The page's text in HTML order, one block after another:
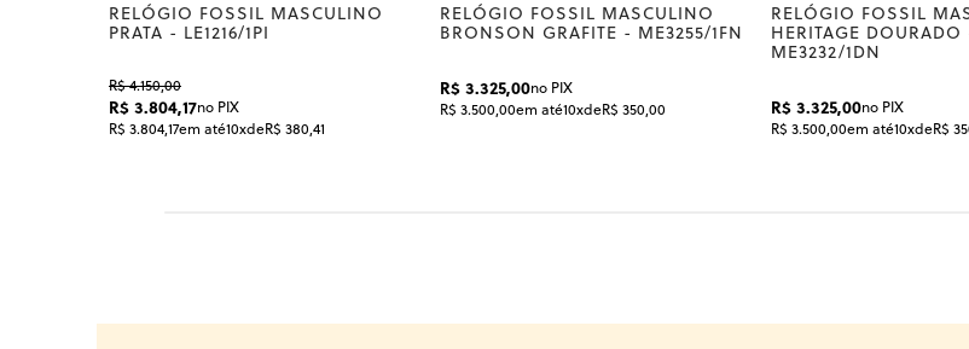
8%
RELÓGIO FOSSIL MASCULINO
PRATA - LE1216/1PI
R$ 4.150,00
R$ 3.804,17no PIX
R$ 3.804,17em até10xdeR$ 380,41
RELÓGIO FOSSIL MASCULINO
BRONSON GRAFITE - ME3255/1FN
R$ 3.325,00no PIX
R$ 3.500,00em até10xdeR$ 350,00
RELÓGIO FOSSIL
HERITAGE DOURADO
ME3232/1DN
R$ 3.325,00no PIX
R$ 3.500,00em até10xdeR$